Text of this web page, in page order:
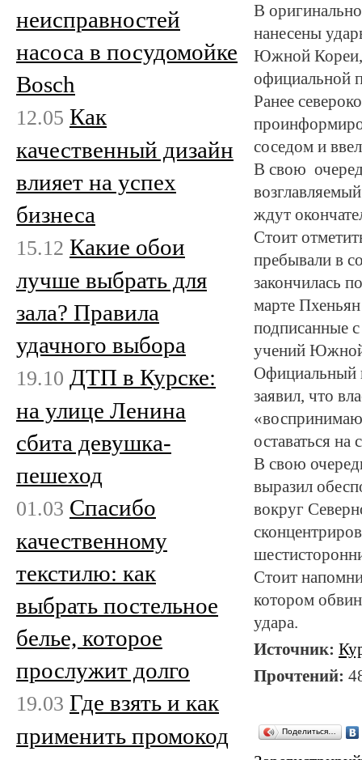
В
нанесены
Южной Кореи,
официальной
Ранее
соседом и
В свою
ждут
Стоит
пребывали в
закончилась
марте
подписанные
учений
Официальный
заявил, что
оставаться
В свою
выразил
вокруг
Стоит
котором
удара.
Источник:
Прочтений:
Поделиться…
неисправностей
насоса в посудомойке
Bosch
12.05 Как
качественный дизайн
влияет на успех
бизнеса
15.12 Какие обои
лучше выбрать для
зала? Правила
удачного выбора
19.10 ДТП в Курске:
на улице Ленина
сбита девушка-
пешеход
01.03 Спасибо
качественному
текстилю: как
выбрать постельное
белье, которое
прослужит долго
19.03 Где взять и как
применить промокод